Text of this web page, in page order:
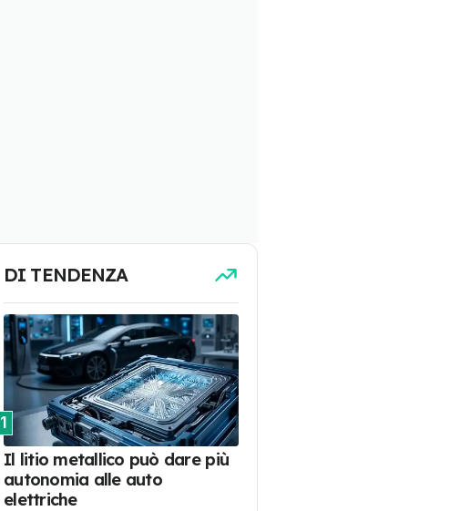
DI TENDENZA
1
Il litio metallico può dare più
autonomia alle auto
elettriche